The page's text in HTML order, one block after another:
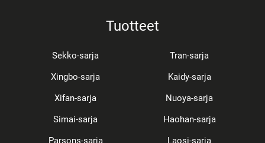
Tuotteet
Sekko-sarja
Tran-sarja
Xingbo-sarja
Kaidy-sarja
Xifan-sarja
Nuoya-sarja
Simai-sarja
Haohan-sarja
Parsons-sarja
Laosi-sarja